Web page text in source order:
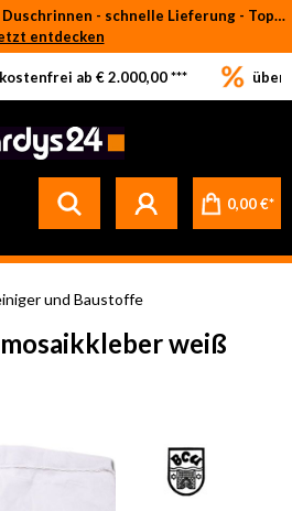
neu: ESS Easy Drain DrainFit Duschrinnen - schnelle Lieferung - Top-Preise
entdecken
Betrifft ausschließlich bei Bestellware-Fliesen: aufgrund der Werksferien in Italien und Spanien kommt es zu Verzögerungen bei der Verladung. Sämtliche Lagerware (sofort verfügbar) sowie alle anderen Produktgruppen versenden wir weiterhin regulär
ab € 2.000,00 *** über
0,00 €*
und Baustoffe
weiß